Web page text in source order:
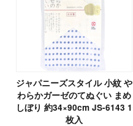
ジャパニーズスタイル 小紋 や
わらかガーゼのてぬぐい まめ
しぼり 約34×90cm JS-6143 1
枚入